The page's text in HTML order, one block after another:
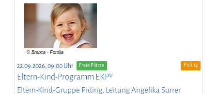
22.09.2026, 09:00 Uhr Freie Plätze Piding
Eltern-Kind-Programm EKP®
Eltern-Kind-Gruppe Piding, Leitung Angelika Surrer